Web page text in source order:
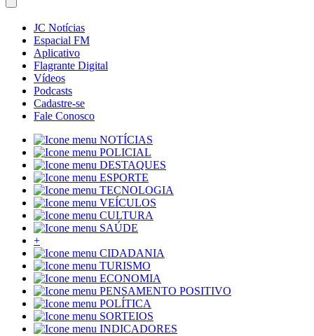
JC Notícias
Espacial FM
Aplicativo
Flagrante Digital
Vídeos
Podcasts
Cadastre-se
Fale Conosco
NOTÍCIAS
POLICIAL
DESTAQUES
ESPORTE
TECNOLOGIA
VEÍCULOS
CULTURA
SAÚDE
+
CIDADANIA
TURISMO
ECONOMIA
PENSAMENTO POSITIVO
POLÍTICA
SORTEIOS
INDICADORES